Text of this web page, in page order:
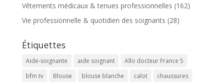
Vêtements médicaux & tenues professionnelles (162)
Vie professionnelle & quotidien des soignants (28)
Étiquettes
Aide-soignante aide soignant
Allo docteur France 5
bfm tv
Blouse blouse blanche calot
chaussures